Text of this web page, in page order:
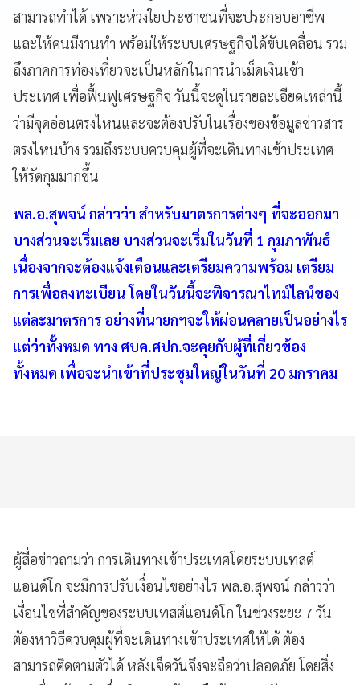
สามารถทำได้ เพราะห่วงใยประชาชนที่จะประกอบอาชีพ
และให้คนมีงานทำ พร้อมให้ระบบเศรษฐกิจได้ขับเคลื่อน รวม
ถึงภาคการท่องเที่ยวจะเป็นหลักในการนำเม็ดเงินเข้า
ประเทศ เพื่อฟื้นฟูเศรษฐกิจ วันนี้จะดูในรายละเอียดเหล่านี้
ว่ามีจุดอ่อนตรงไหนและจะต้องปรับในเรื่องของข้อมูลข่าวสาร
ตรงไหนบ้าง รวมถึงระบบควบคุมผู้ที่จะเดินทางเข้าประเทศ
ให้รัดกุมมากขึ้น
พล.อ.สุพจน์ กล่าวว่า สำหรับมาตรการต่างๆ ที่จะออกมา
บางส่วนจะเริ่มเลย บางส่วนจะเริ่มในวันที่ 1 กุมภาพันธ์
เนื่องจากจะต้องแจ้งเตือนและเตรียมความพร้อม เตรียม
การเพื่อลงทะเบียน โดยในวันนี้จะพิจารณาไทม์ไลน์ของ
แต่ละมาตรการ อย่างที่นายกฯจะให้ผ่อนคลายเป็นอย่างไร
แต่ว่าทั้งหมด ทาง ศบค.ศปก.จะคุยกับผู้ที่เกี่ยวข้อง
ทั้งหมด เพื่อจะนำเข้าที่ประชุมใหญ่ในวันที่ 20 มกราคม
ผู้สื่อข่าวถามว่า การเดินทางเข้าประเทศโดยระบบเทสต์
แอนด์โก จะมีการปรับเงื่อนไขอย่างไร พล.อ.สุพจน์ กล่าวว่า
เงื่อนไขที่สำคัญของระบบเทสต์แอนด์โก ในช่วงระยะ 7 วัน
ต้องหาวิธีควบคุมผู้ที่จะเดินทางเข้าประเทศให้ได้ ต้อง
สามารถติดตามตัวได้ หลังเจ็ดวันจึงจะถือว่าปลอดภัย โดยสิ่ง